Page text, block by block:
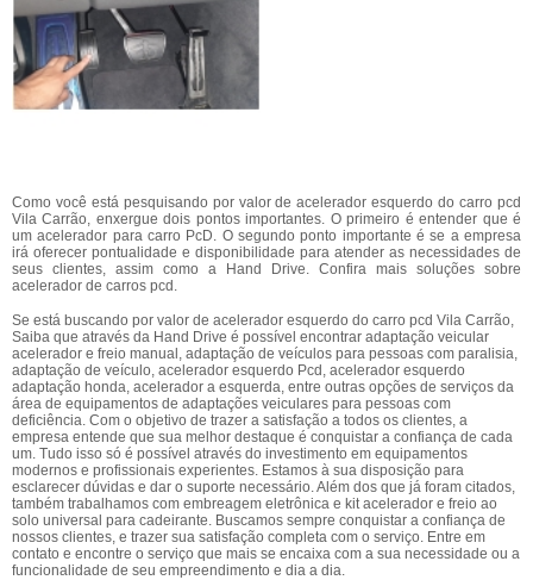
Como você está pesquisando por valor de acelerador esquerdo do carro pcd
Vila Carrão, enxergue dois pontos importantes. O primeiro é entender que é
um acelerador para carro PcD. O segundo ponto importante é se a empresa
irá oferecer pontualidade e disponibilidade para atender as necessidades de
seus clientes, assim como a Hand Drive. Confira mais soluções sobre
acelerador de carros pcd.
Se está buscando por valor de acelerador esquerdo do carro pcd Vila Carrão,
Saiba que através da Hand Drive é possível encontrar adaptação veicular
acelerador e freio manual, adaptação de veículos para pessoas com paralisia,
adaptação de veículo, acelerador esquerdo Pcd, acelerador esquerdo
adaptação honda, acelerador a esquerda, entre outras opções de serviços da
área de equipamentos de adaptações veiculares para pessoas com
deficiência. Com o objetivo de trazer a satisfação a todos os clientes, a
empresa entende que sua melhor destaque é conquistar a confiança de cada
um. Tudo isso só é possível através do investimento em equipamentos
modernos e profissionais experientes. Estamos à sua disposição para
esclarecer dúvidas e dar o suporte necessário. Além dos que já foram citados,
também trabalhamos com embreagem eletrônica e kit acelerador e freio ao
solo universal para cadeirante. Buscamos sempre conquistar a confiança de
nossos clientes, e trazer sua satisfação completa com o serviço. Entre em
contato e encontre o serviço que mais se encaixa com a sua necessidade ou a
funcionalidade de seu empreendimento e dia a dia.